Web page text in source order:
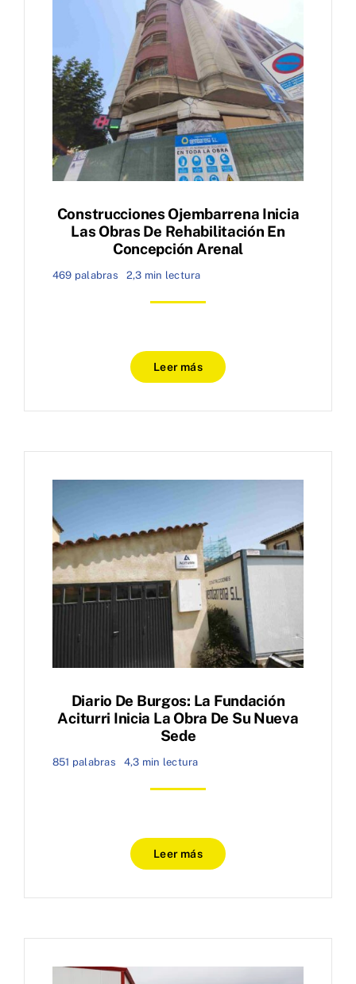
Construcciones Ojembarrena Inicia
Las Obras De Rehabilitación En
Concepción Arenal
469 palabras 2,3 min lectura
Leer más
Diario De Burgos: La Fundación
Aciturri Inicia La Obra De Su Nueva
Sede
851 palabras 4,3 min lectura
Leer más